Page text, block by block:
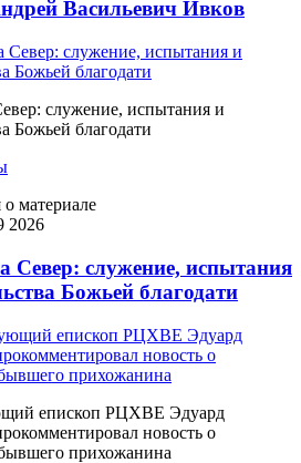
Васильевич Ивков
служение, испытания и
Божьей благодати
материале
2026
Север: служение, испытания
Божьей благодати
епископ РЦХВЕ Эдуард
новость о
прихожанина